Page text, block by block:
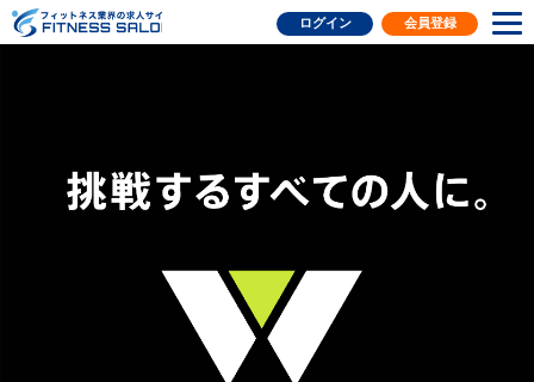
フィットネス業界の求人
ログイン 会員登録